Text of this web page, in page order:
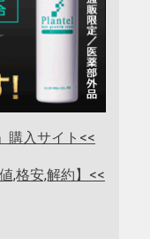
購入サイト<<
,格安,解約】<<